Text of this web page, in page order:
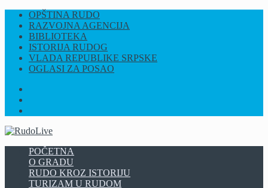
OPŠTINA RUDO
RAZVOJNA AGENCIJA
BIBLIOTEKA
ISTORIJA RUDOG
VLADA REPUBLIKE SRPSKE
OGLASI ZA POSAO
POČETNA
O GRADU
RUDO KROZ ISTORIJU
TURIZAM U RUDOM